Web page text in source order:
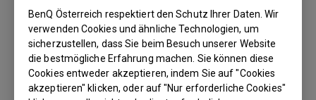
BenQ Österreich respektiert den Schutz Ihrer Daten. Wir
verwenden Cookies und ähnliche Technologien, um
sicherzustellen, dass Sie beim Besuch unserer Website
die bestmögliche Erfahrung machen. Sie können diese
Cookies entweder akzeptieren, indem Sie auf "Cookies
akzeptieren" klicken, oder auf "Nur erforderliche Cookies"
Version:v1.0
Vorschau